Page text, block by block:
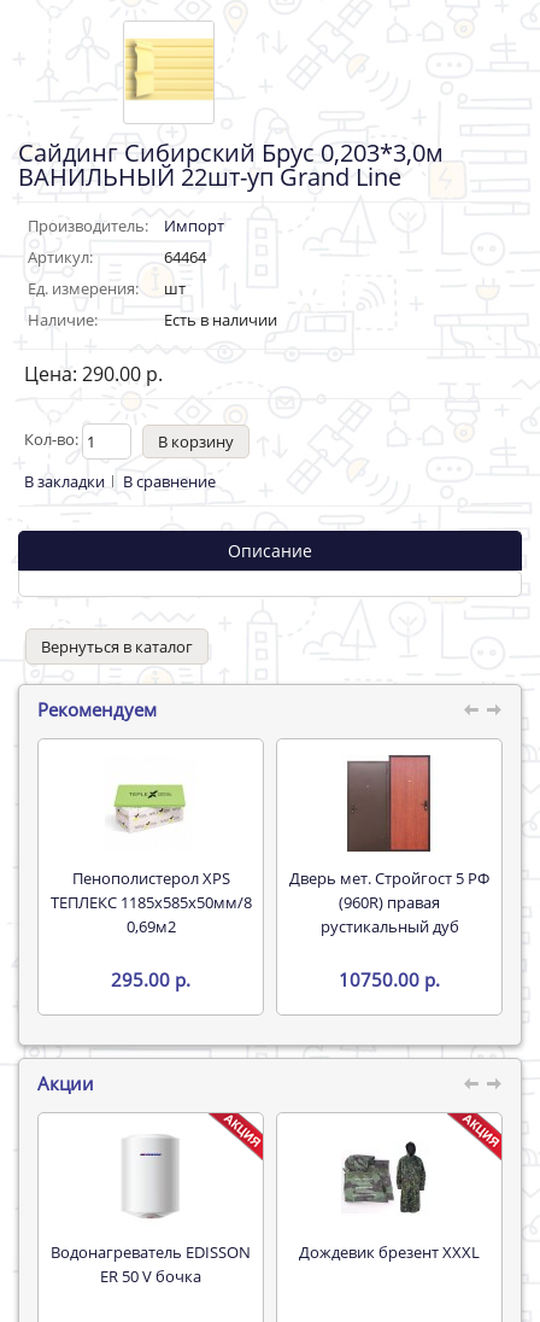
Сайдинг Сибирский Брус 0,203*3,0м
ВАНИЛЬНЫЙ 22шт-уп Grand Line
Производитель:
Импорт
Артикул:
64464
Ед. измерения:
шт
Наличие:
Есть в наличии
Цена: 290.00 р.
Кол-во:
В закладки
В сравнение
Описание
Вернуться в каталог
Рекомендуем
Пенополистерол XPS
ТЕПЛЕКС 1185х585х50мм/8
0,69м2
295.00 р.
Дверь мет. Стройгост 5 РФ
(960R) правая
рустикальный дуб
10750.00 р.
Акции
Водонагреватель EDISSON
ER 50 V бочка
Дождевик брезент XXXL